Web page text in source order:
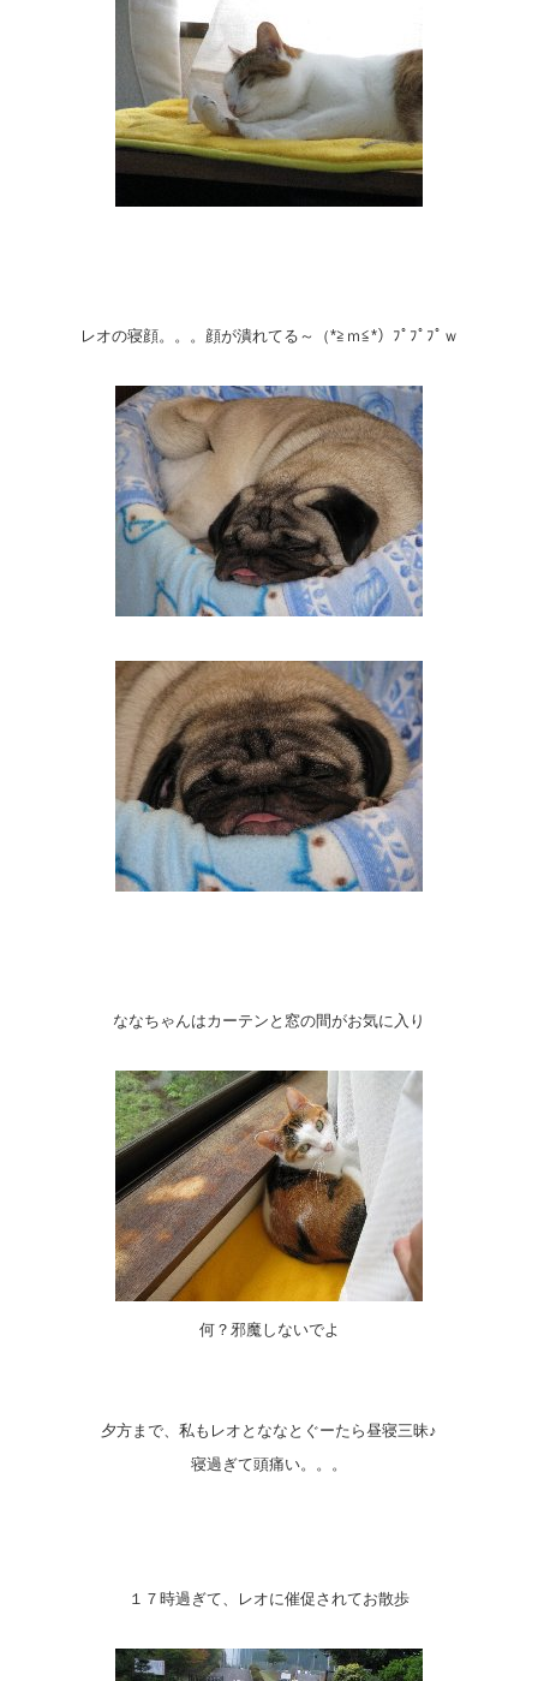
レオの寝顔。。。顔が潰れてる～（*≧ｍ≦*）ﾌﾟﾌﾟﾌﾟｗ
ななちゃんはカーテンと窓の間がお気に入り
何？邪魔しないでよ
夕方まで、私もレオとななとぐーたら昼寝三昧♪
寝過ぎて頭痛い。。。
１７時過ぎて、レオに催促されてお散歩